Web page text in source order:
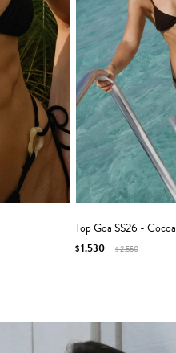
Top Goa SS26 - Cocoa
$1.530 $2.550